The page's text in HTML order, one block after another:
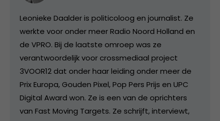
Leonieke Daalder is politicoloog en journalist. Ze
werkte voor onder meer Radio Noord Holland en
de VPRO. Bij de laatste omroep was ze
verantwoordelijk voor crossmediaal project
3VOOR12 dat onder haar leiding onder meer de
Prix Europa, Gouden Pixel, Pop Pers Prijs en UPC
Digital Award won. Ze is een van de oprichters
van Fast Moving Targets. Ze schrijft, interviewt,